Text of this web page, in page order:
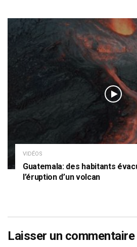
VIDÉOS
Guatemala: des habitants
l’éruption d’un volcan
Laisser un commentaire